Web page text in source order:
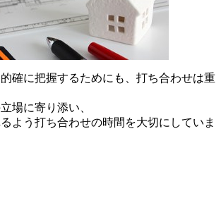
確に把握するためにも、打ち合わせは重
場に寄り添い、
よう打ち合わせの時間を大切にしていま